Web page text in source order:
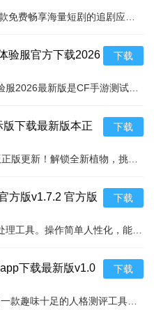
验服官方下载2026
新版
下载
下载最新版本正
方版
下载
方版v1.7.2 官方版 下载
下载最新版v1.0
下载